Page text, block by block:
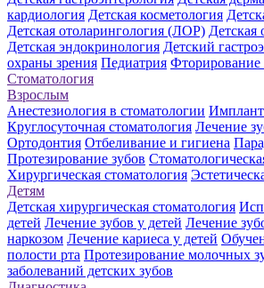
кардиология Детская косметология
Детская отоларингология (ЛОР) Детская
Детская эндокринология Детский
охраны зрения Педиатрия Фторирование
Стоматология
Взрослым
Анестезиология в стоматологии
Круглосуточная стоматология Лечение
Ортодонтия Отбеливание и гигиена
Протезирование зубов
Хирургическая стоматология
Детям
Детская хирургическая стоматология
детей Лечение зубов у детей Лечение
наркозом Лечение кариеса у детей
полости рта Протезирование молочных
заболеваний детских зубов